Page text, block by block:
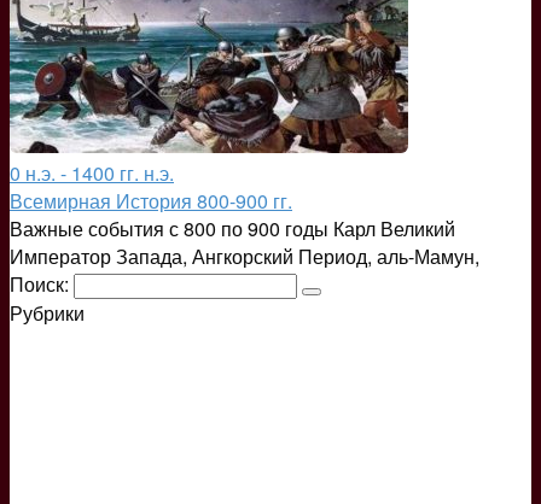
0 н.э. - 1400 гг. н.э.
Всемирная История 800-900 гг.
Важные события с 800 по 900 годы Карл Великий
Император Запада, Ангкорский Период, аль-Мамун,
Поиск:
Рубрики